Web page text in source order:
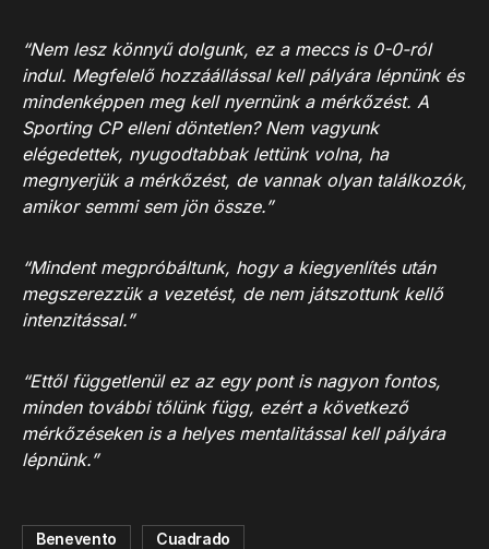
“Nem lesz könnyű dolgunk, ez a meccs is 0-0-ról
indul. Megfelelő hozzáállással kell pályára lépnünk és
mindenképpen meg kell nyernünk a mérkőzést. A
Sporting CP elleni döntetlen? Nem vagyunk
elégedettek, nyugodtabbak lettünk volna, ha
megnyerjük a mérkőzést, de vannak olyan találkozók,
amikor semmi sem jön össze.”
“Mindent megpróbáltunk, hogy a kiegyenlítés után
megszerezzük a vezetést, de nem játszottunk kellő
intenzitással.”
“Ettől függetlenül ez az egy pont is nagyon fontos,
minden további tőlünk függ, ezért a következő
mérkőzéseken is a helyes mentalitással kell pályára
lépnünk.”
Benevento Cuadrado